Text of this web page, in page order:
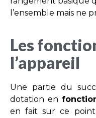
l’ensemble mais ne
Les
l’appareil
Une partie du
dotation en
en fait sur ce